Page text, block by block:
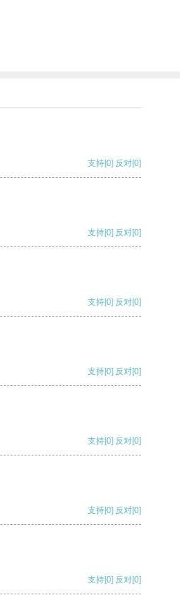
支持[0] 反对[0]
支持[0] 反对[0]
支持[0] 反对[0]
支持[0] 反对[0]
支持[0] 反对[0]
支持[0] 反对[0]
支持[0] 反对[0]